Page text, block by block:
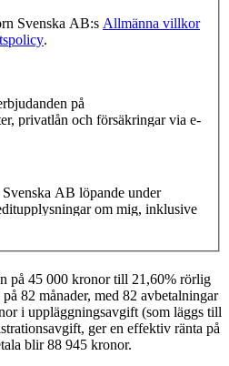
Svenska AB:s Allmänna villkor
.
på
privatlån och försäkringar via e-
Svenska AB. Thorn Svenska
såsom namn,
ekonomiska förhållanden
i syfte att rikta
Facebook, Audience Network,
display nätverk, Youtube och
när som helst återkalla ditt
AB löpande under
om mig, inklusive
Jag samtycker till att Thorn
beslutsfattande, inbegripet
Thorn Svenska AB
rätt att samla och in behandla
och tidigare adresser och
på 45 000 kronor till 21,60% rörlig
82 månader, med 82 avbetalningar
i uppläggningsavgift (som läggs till
ger en effektiv ränta på
blir 88 945 kronor.